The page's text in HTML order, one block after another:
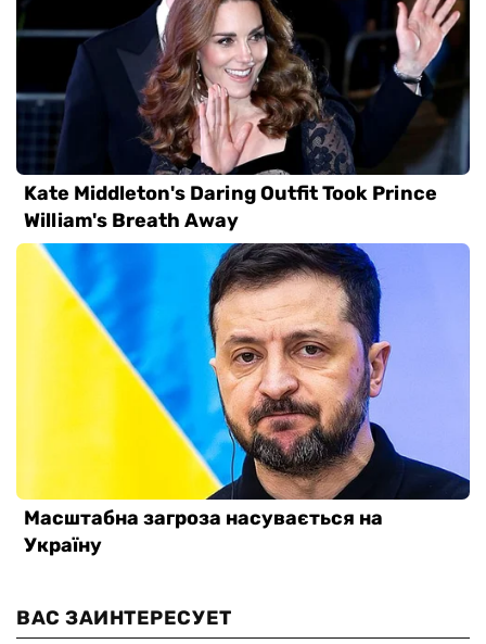
ВАС ЗАИНТЕРЕСУЕТ